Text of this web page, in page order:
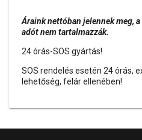
Áraink nettóban jelennek meg,
adót nem tartalmazzák.
24 órás-SOS gyártás!
SOS rendelés esetén 24 órás,
lehetőség, felár ellenében!